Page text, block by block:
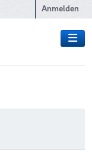
Anmelden